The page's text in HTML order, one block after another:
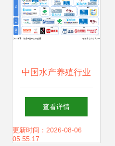
中国水产养殖行业
产业链全景图 从饲
料销售看畜牧渔业
查看详情
更新时间：2026-08-06
05:55:17